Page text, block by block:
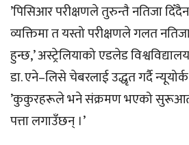
’पिसिआर परीक्षणले तुरुन्तै नतिजा
व्यक्तिमा त यस्तो परीक्षणले गलत
हुन्छ,’ अस्ट्रेलियाको एडलेड
डा. एने–लिसे चेबरलाई उद्धृत गर्दै
’कुकुरहरूले भने संक्रमण भएको
पत्ता लगाउँछन् ।’